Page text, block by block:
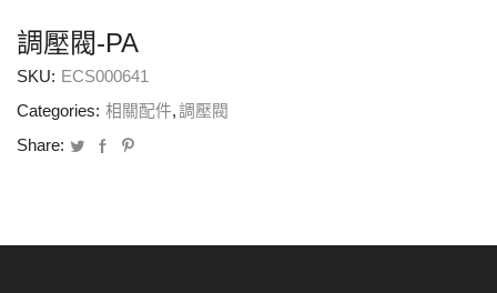
調壓閥-PA
SKU: ECS000641
Categories: 相關配件,調壓閥
Share: